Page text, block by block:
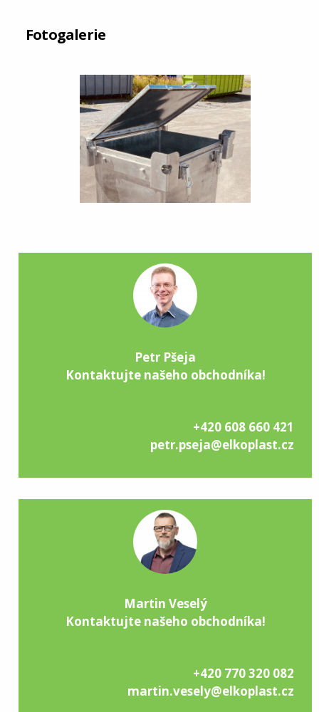
Fotogalerie
Petr Pšeja
Kontaktujte našeho obchodníka!
+420 608 660 421
petr.pseja@elkoplast.cz
Martin Veselý
Kontaktujte našeho obchodníka!
+420 770 320 082
martin.vesely@elkoplast.cz